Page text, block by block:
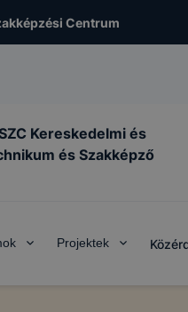
Centrum
Kereskedelmi és
és Szakképző
Projektek